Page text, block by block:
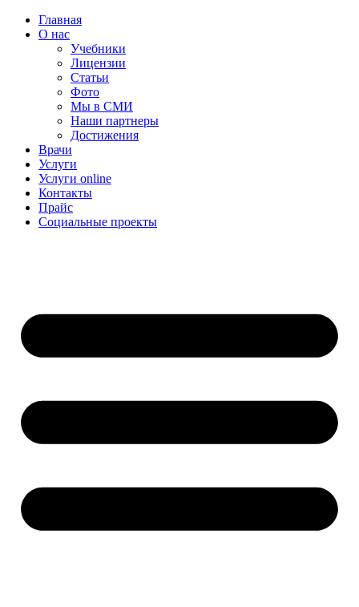
Главная
О нас
Учебники
Лицензии
Статьи
Фото
Мы в СМИ
Наши партнеры
Достижения
Врачи
Услуги
Услуги online
Контакты
Прайс
Социальные проекты